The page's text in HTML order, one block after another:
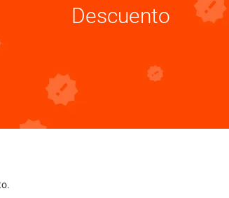
Descuento